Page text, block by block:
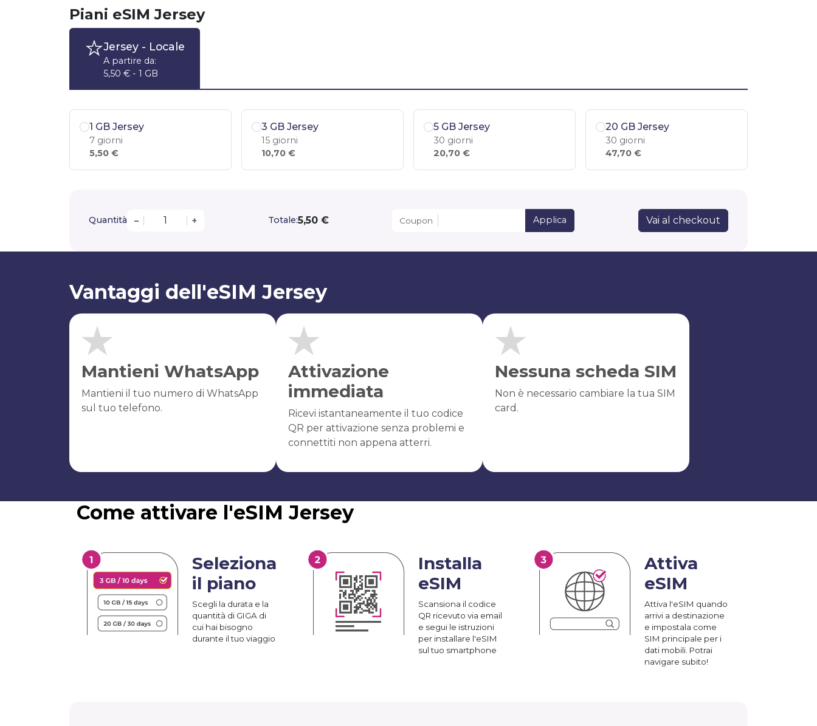
Piani eSIM Jersey
Jersey- Locale
A partire da:
5,50 € - 1 GB
1 GB Jersey
7 giorni
5,50 €
3 GB Jersey
15 giorni
10,70 €
5 GB Jersey
30 giorni
20,70 €
20 GB Jersey
30 giorni
47,70 €
Quantità – + Totale:5,50 € Coupon Applica Vai al checkout
Vantaggi dell'eSIM Jersey
Mantieni WhatsApp
Mantieni il tuo numero di WhatsApp
sul tuo telefono.
Attivazione
immediata
Ricevi istantaneamente il tuo codice
QR per attivazione senza problemi e
connettiti non appena atterri.
Nessuna scheda SIM
Non è necessario cambiare la tua SIM
card.
Come attivare l'eSIM Jersey
Seleziona
il piano
Scegli la durata e la
quantità di GIGA di
cui hai bisogno
durante il tuo viaggio
Installa
eSIM
Scansiona il codice
QR ricevuto via email
e segui le istruzioni
per installare l'eSIM
sul tuo smartphone
Attiva
eSIM
Attiva l'eSIM quando
arrivi a destinazione
e impostala come
SIM principale per i
dati mobili. Potrai
navigare subito!